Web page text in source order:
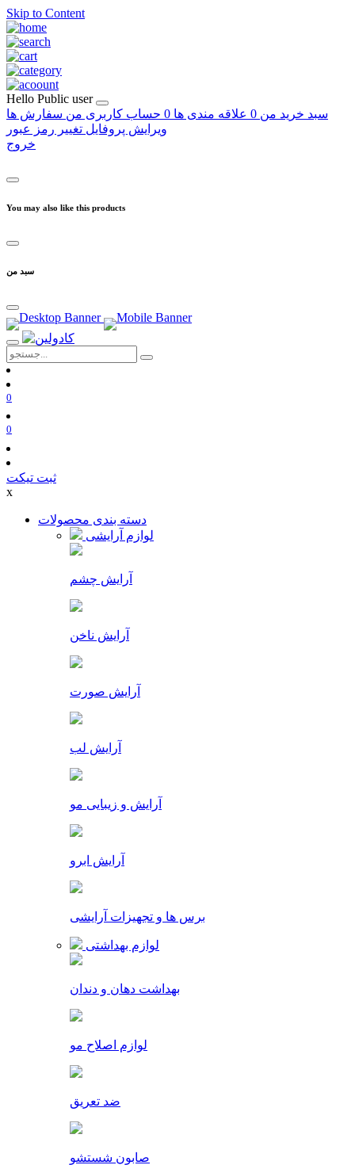
Skip to Content
Hello Public user
سبد خرید من 0 علاقه مندی ها 0 حساب کاربری من سفارش ها
ویرایش پروفایل تغییر رمز عبور
خروج
You may also like this products
سبد من
0
0
ثبت تیکت
x
دسته بندی محصولات
لوازم آرایشی
آرایش چشم
آرایش ناخن
آرایش صورت
آرایش لب
آرایش و زیبایی مو
آرایش ابرو
برس ها و تجهیزات آرایشی
لوازم بهداشتی
بهداشت دهان و دندان
لوازم اصلاح مو
ضد تعریق
صابون شستشو